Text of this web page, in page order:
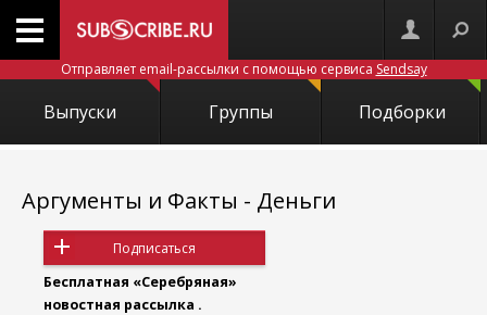
Отправляет email-рассылки с помощью сервиса Sendsay
Выпуски Группы Подборки
Аргументы и Факты - Деньги
Подписаться
Бесплатная «Серебряная»
новостная рассылка .